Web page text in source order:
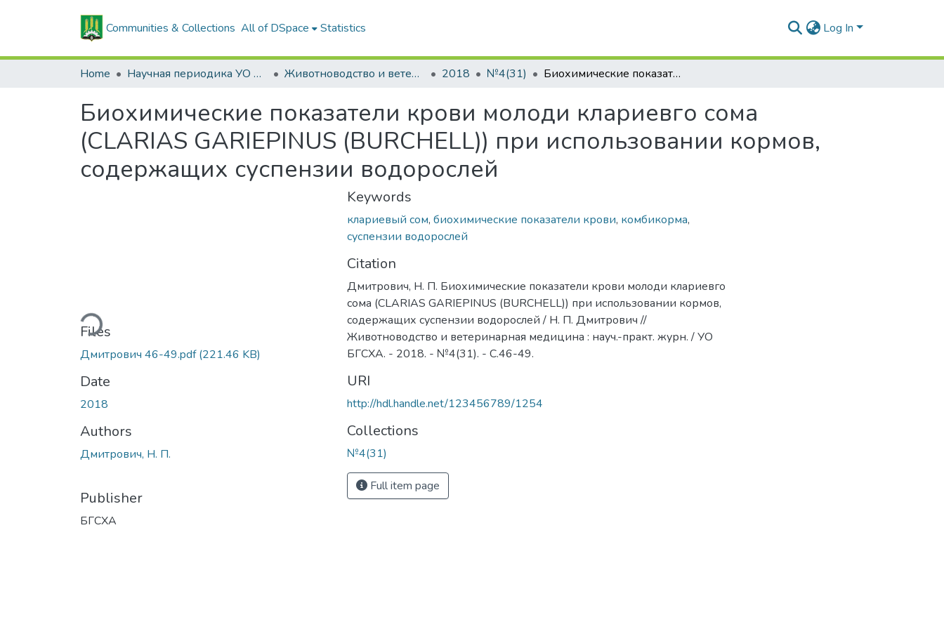
Communities & Collections All of DSpace Statistics Log In
Home Научная периодика УО БГСХА Животноводство и ветеринарная медицина: научно-практический журнал 2018 №4(31) Биохимические показатели крови молоди клариевго сома (CLARIAS GARIEPINUS (BURCHELL)) при использовании кормов, содержащих суспензии водорослей
Биохимические показатели крови молоди клариевго сома
(CLARIAS GARIEPINUS (BURCHELL)) при использовании кормов,
содержащих суспензии водорослей
Loading...
Files
Дмитрович 46-49.pdf(221.46 KB)
Date
2018
Authors
Дмитрович, Н. П.
Publisher
БГСХА
Keywords
клариевый сом, биохимические показатели крови, комбикорма,
суспензии водорослей
Citation
Дмитрович, Н. П. Биохимические показатели крови молоди клариевго
сома (CLARIAS GARIEPINUS (BURCHELL)) при использовании кормов,
содержащих суспензии водорослей / Н. П. Дмитрович //
Животноводство и ветеринарная медицина : науч.-практ. журн. / УО
БГСХА. - 2018. - №4(31). - С.46-49.
URI
http://hdl.handle.net/123456789/1254
Collections
№4(31)
Full item page